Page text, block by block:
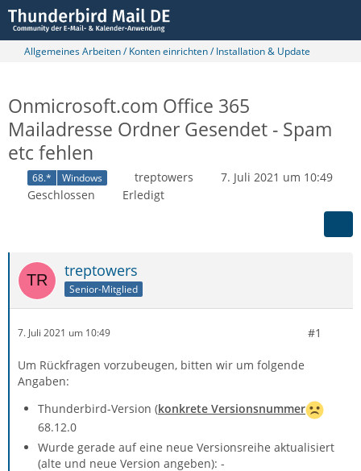
Allgemeines Arbeiten / Konten einrichten / Installation & Update
Onmicrosoft.com Office 365
Mailadresse Ordner Gesendet - Spam
etc fehlen
68.* Windows treptowers
7. Juli 2021 um 10:49
Geschlossen
Erledigt
treptowers
Senior-Mitglied
7. Juli 2021 um 10:49 #1
Um Rückfragen vorzubeugen, bitten wir um folgende
Angaben:
Thunderbird-Version (konkrete Versionsnummer
68.12.0
Wurde gerade auf eine neue Versionsreihe aktualisiert
(alte und neue Version angeben): -